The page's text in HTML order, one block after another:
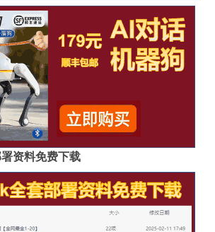
资料免费下载